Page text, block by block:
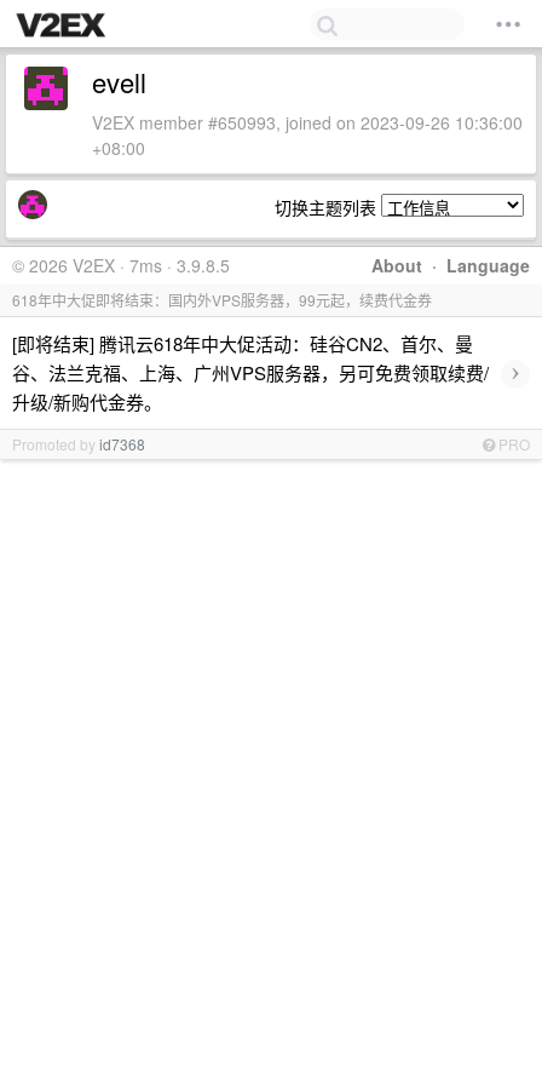
evell
V2EX member #650993, joined on 2023-09-26 10:36:00
+08:00
切换主题列表
About · Language
© 2026 V2EX · 7ms · 3.9.8.5
618年中大促即将结束：国内外VPS服务器，99元起，续费代金券
[即将结束] 腾讯云618年中大促活动：硅谷CN2、首尔、曼
谷、法兰克福、上海、广州VPS服务器，另可免费领取续费/
升级/新购代金券。
›
Promoted byid7368 PRO